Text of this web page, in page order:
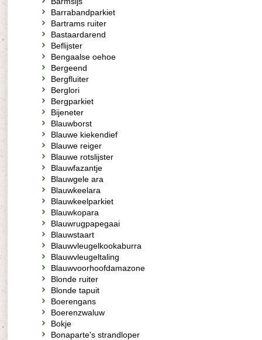
Barrabandparkiet
Bartrams ruiter
Bastaardarend
Beflijster
Bengaalse oehoe
Bergeend
Bergfluiter
Berglori
Bergparkiet
Bijeneter
Blauwborst
Blauwe kiekendief
Blauwe reiger
Blauwe rotslijster
Blauwfazantje
Blauwgele ara
Blauwkeelara
Blauwkeelparkiet
Blauwkopara
Blauwrugpapegaai
Blauwstaart
Blauwvleugelkookaburra
Blauwvleugeltaling
Blauwvoorhoofdamazone
Blonde ruiter
Blonde tapuit
Boerengans
Boerenzwaluw
Bokje
Bonaparte's strandloper